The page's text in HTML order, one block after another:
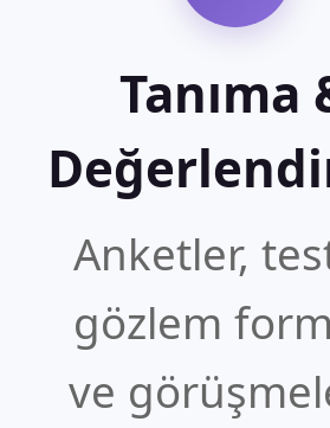
Tanıma
Anketler,
gözlem
ve